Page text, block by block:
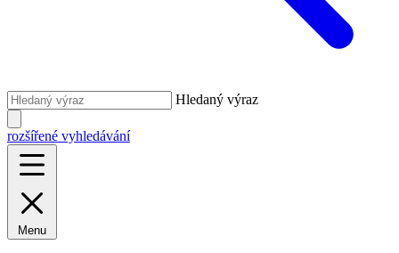
Hledaný výraz
rozšířené vyhledávání
Menu